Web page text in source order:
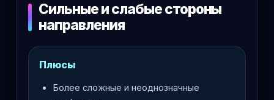
Сильные и слабые стороны
направления
Плюсы
Более сложные и неоднозначные